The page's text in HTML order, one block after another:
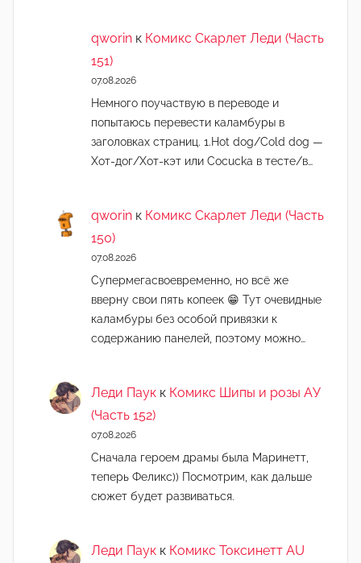
qworin к Комикс Скарлет Леди (Часть
151)
07.08.2026
Немного поучаствую в переводе и
попытаюсь перевести каламбуры в
заголовках страниц. 1.Hot dog/Cold dog —
Хот-дог/Хот-кэт или Cocucka в тесте/в…
qworin к Комикс Скарлет Леди (Часть
150)
07.08.2026
Супермегасвоевременно, но всё же
вверну свои пять копеек 😁 Тут очевидные
каламбуры без особой привязки к
содержанию панелей, поэтому можно…
Леди Паук к Комикс Шипы и розы АУ
(Часть 152)
07.08.2026
Сначала героем драмы была Маринетт,
теперь Феликс)) Посмотрим, как дальше
сюжет будет развиваться.
Леди Паук к Комикс Токсинетт AU